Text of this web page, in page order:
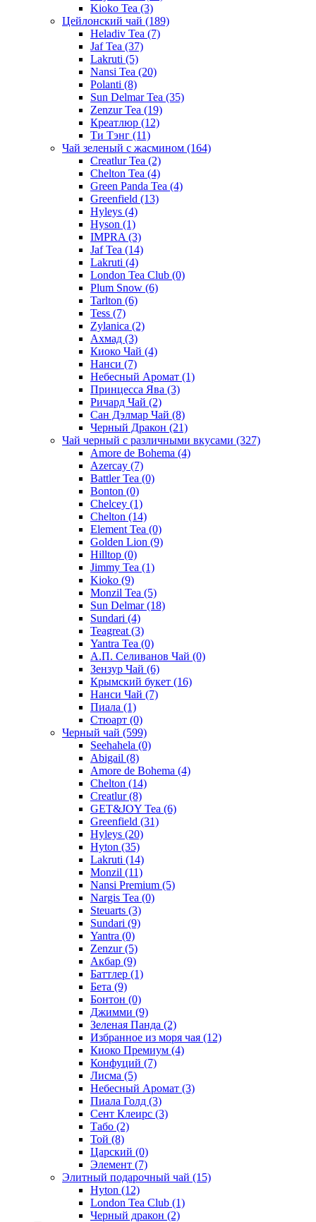
Kioko Tea (3)
Цейлонский чай (189)
Heladiv Tea (7)
Jaf Tea (37)
Lakruti (5)
Nansi Tea (20)
Polanti (8)
Sun Delmar Tea (35)
Zenzur Tea (19)
Креатлюр (12)
Ти Тэнг (11)
Чай зеленый с жасмином (164)
Creatlur Tea (2)
Chelton Tea (4)
Green Panda Tea (4)
Greenfield (13)
Hyleys (4)
Hyson (1)
IMPRA (3)
Jaf Tea (14)
Lakruti (4)
London Tea Club (0)
Plum Snow (6)
Tarlton (6)
Tess (7)
Zylanica (2)
Ахмад (3)
Киоко Чай (4)
Нанси (7)
Небесный Аромат (1)
Принцесса Ява (3)
Ричард Чай (2)
Сан Дэлмар Чай (8)
Черный Дракон (21)
Чай черный с различными вкусами (327)
Amore de Bohema (4)
Azercay (7)
Battler Tea (0)
Bonton (0)
Chelcey (1)
Chelton (14)
Element Tea (0)
Golden Lion (9)
Hilltop (0)
Jimmy Tea (1)
Kioko (9)
Monzil Tea (5)
Sun Delmar(18)
Sundari (4)
Teagreat (3)
Yantra Tea (0)
А.П. Селиванов Чай (0)
Зензур Чай (6)
Крымский букет (16)
Нанси Чай (7)
Пиала (1)
Стюарт (0)
Черный чай (599)
Seehahela (0)
Abigail (8)
Amore de Bohema (4)
Chelton (14)
Creatlur(8)
GET&JOY Tea (6)
Greenfield (31)
Hyleys (20)
Hyton (35)
Lakruti (14)
Monzil (11)
Nansi Premium (5)
Nargis Tea (0)
Steuarts (3)
Sundari (9)
Yantra (0)
Zenzur(5)
Акбар (9)
Баттлер (1)
Бета (9)
Бонтон (0)
Джимми (9)
Зеленая Панда (2)
Избранное из моря чая (12)
Киоко Премиум (4)
Конфуций (7)
Лисма (5)
Небесный Аромат (3)
Пиала Голд (3)
Сент Клеирс (3)
Табо (2)
Той (8)
Царский (0)
Элемент (7)
Элитный подарочный чай (15)
Hyton (12)
London Tea Club (1)
Черный дракон (2)